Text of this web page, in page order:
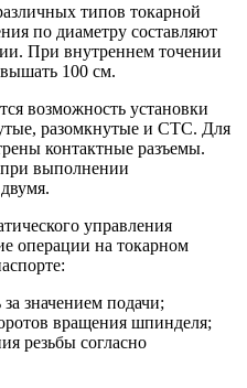
типов токарной
по диаметру составляют
При внутреннем точении
100 см.
возможность установки
разомкнутые и СТС. Для
контактные разъемы.
выполнении
управления
операции на токарном
значением подачи;
вращения шпинделя;
резьбы согласно